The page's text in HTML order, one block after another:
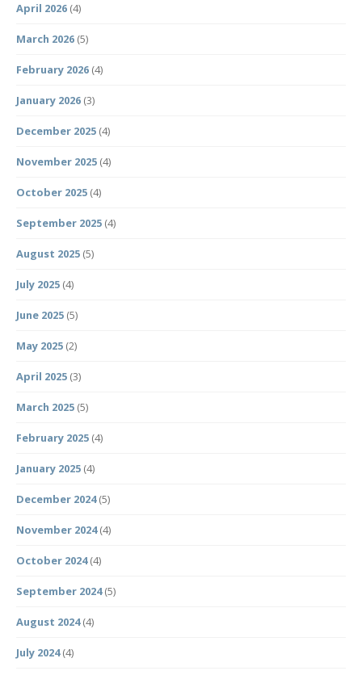
April 2026 (4)
March 2026 (5)
February 2026 (4)
January 2026 (3)
December 2025 (4)
November 2025 (4)
October 2025 (4)
September 2025 (4)
August 2025 (5)
July 2025 (4)
June 2025 (5)
May 2025 (2)
April 2025 (3)
March 2025 (5)
February 2025 (4)
January 2025 (4)
December 2024(5)
November 2024(4)
October 2024(4)
September 2024(5)
August 2024(4)
July 2024(4)